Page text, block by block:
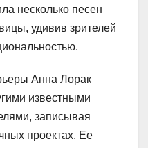
несколько песен
удивив зрителей
Анна Лорак
известными
записывая
проектах. Ее